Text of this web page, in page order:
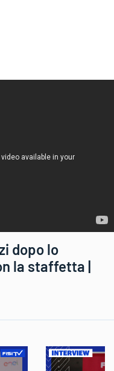
dopo lo
la staffetta |